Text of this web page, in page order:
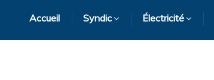
Accueil Syndic Électricité